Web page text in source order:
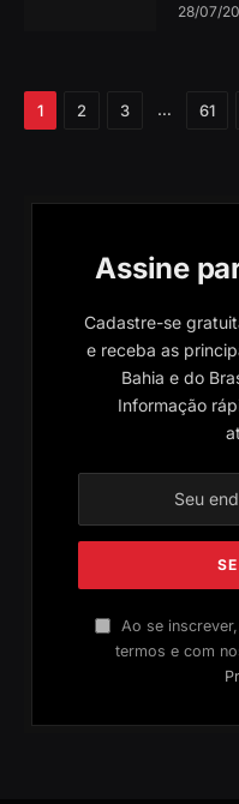
28/07/
1 2 3 … 61
Assine
Cadastre-se
e receba as
Bahia e do
Informação
Ao se
termos e com